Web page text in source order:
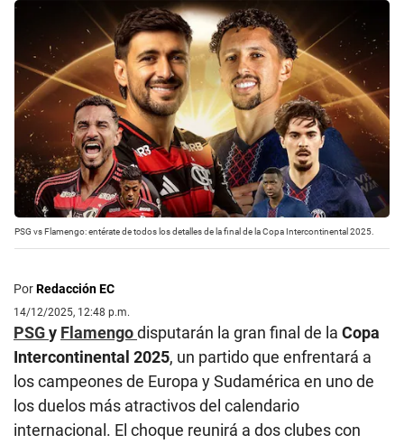
PSG vs Flamengo: entérate de todos los detalles de la final de la Copa Intercontinental 2025.
PorRedacción EC
14/12/2025, 12:48 p.m.
PSGy Flamengodisputarán la gran final de la Copa
Intercontinental 2025, un partido que enfrentará a
los campeones de Europa y Sudamérica en uno de
los duelos más atractivos del calendario
internacional. El choque reunirá a dos clubes con